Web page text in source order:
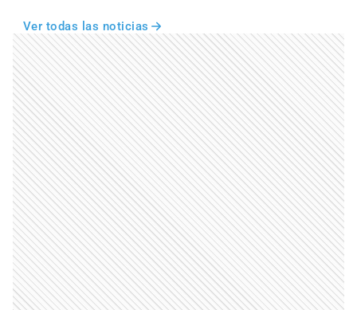
Ver todas las noticias